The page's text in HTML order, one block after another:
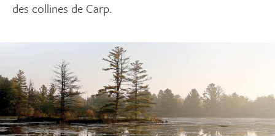
des collines de Carp.